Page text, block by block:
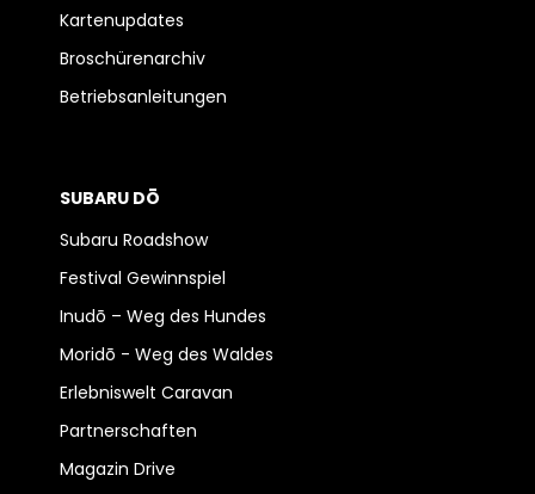
Kartenupdates
Broschürenarchiv
Betriebsanleitungen
SUBARU DŌ
Subaru Roadshow
Festival Gewinnspiel
Inudō – Weg des Hundes
Moridō - Weg des Waldes
Erlebniswelt Caravan
Partnerschaften
Magazin Drive